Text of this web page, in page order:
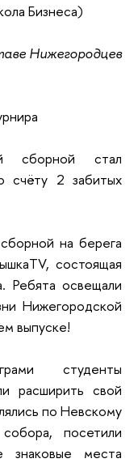
Бизнеса)
Нижегородцев
сборной стал
счёту 2 забитых
на берега
состоящая
Ребята освещали
Нижегородской
выпуске!
студенты
расширить свой
по Невскому
посетили
знаковые места